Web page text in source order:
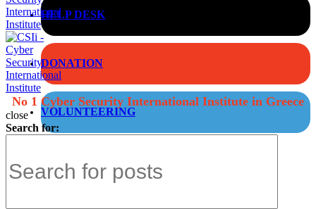
HELP DESK
DONATION
VOLUNTEERING
No 1 Cyber Security International Institute in Greece
close
Search for: